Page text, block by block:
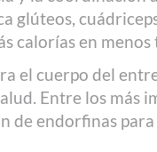
glúteos,
calorías en
el cuerpo del
Entre los más
de endorfinas